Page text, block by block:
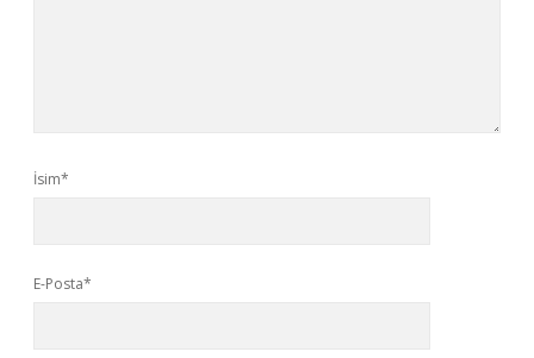
İsim*
E-Posta*